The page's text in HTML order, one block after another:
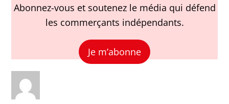
Abonnez-vous et soutenez le média qui défend
les commerçants indépendants.
Je m’abonne